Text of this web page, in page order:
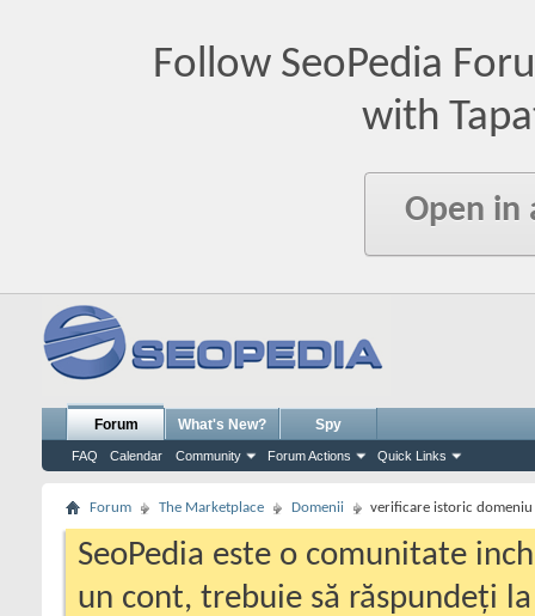
Follow SeoPedia
with
Open in
Forum
FAQ Calendar Community Forum Actions Quick Links
What's New? Spy
Forum The Marketplace Domenii verificare istoric domeniu
SeoPedia este o comunitate
un cont, trebuie să răspundeți